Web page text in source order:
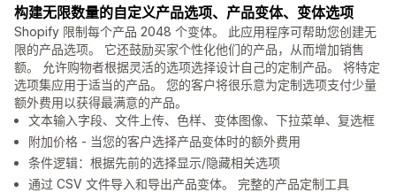
构建无限数量的自定义产品选项、产品变体、变体选项
Shopify 限制每个产品 2048 个变体。 此应用程序可帮助您创建无
限的产品选项。 它还鼓励买家个性化他们的产品，从而增加销售
额。 允许购物者根据灵活的选项选择设计自己的定制产品。 将特定
选项集应用于适当的产品。 您的客户将很乐意为定制选项支付少量
额外费用以获得最满意的产品。
文本输入字段、文件上传、色样、变体图像、下拉菜单、复选框
附加价格 - 当您的客户选择产品变体时的额外费用
条件逻辑：根据先前的选择显示/隐藏相关选项
通过 CSV 文件导入和导出产品变体。 完整的产品定制工具